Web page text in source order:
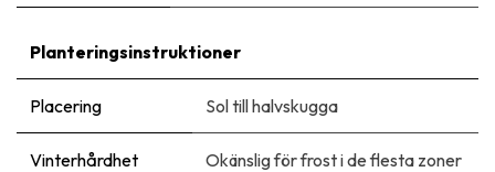
Planteringsinstruktioner
Placering Sol till halvskugga
Vinterhårdhet Okänslig för frost i de flesta zoner